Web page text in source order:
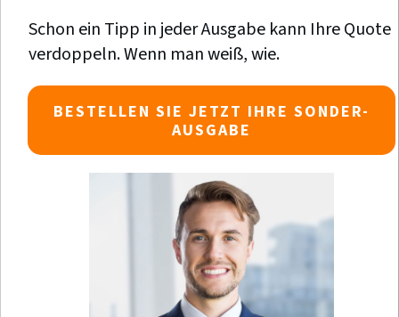
Schon ein Tipp in jeder Ausgabe kann Ihre Quote
verdoppeln. Wenn man weiß, wie.
BESTELLEN SIE JETZT IHRE SONDER-
AUSGABE